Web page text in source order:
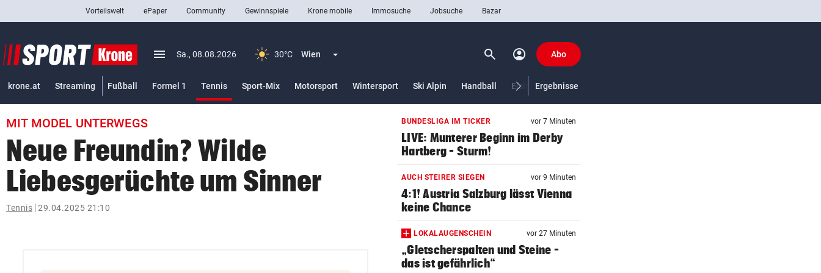
closeSchließen
Abonnieren
arrow_right
pin_drop
bookmark
search
Suchbegriff
Vorteilswelt ePaper Community Gewinnspiele Krone mobile Immosuche Jobsuche Bazar
menu Menü aufklappen
Sa., 08.08.2026 30°C Wien Menü aufklappen search Suchen
account_circle Abo
krone.at Streaming Fußball Formel 1 Tennis
Sport-Mix
Motorsport Wintersport Ski Alpin Handball Eishockey US-Sport
Ergebnisse
MIT MODEL UNTERWEGS
Neue Freundin? Wilde
Liebesgerüchte um Sinner
Tennis 29.04.2025 21:10
BUNDESLIGA IM TICKER vor 7 Minuten
LIVE: Munterer Beginn im Derby
Hartberg – Sturm!
AUCH STEIRER SIEGEN vor 9 Minuten
4:1! Austria Salzburg lässt Vienna
keine Chance
LOKALAUGENSCHEIN vor 27 Minuten
„Gletscherspalten und Steine –
das ist gefährlich“